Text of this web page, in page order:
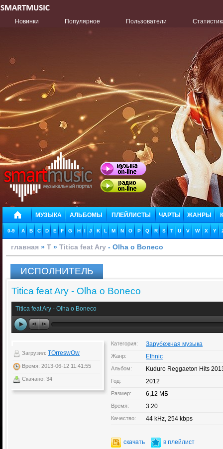
Новинки Популярное Пользователи
МУЗЫКА АЛЬБОМЫ ПЛЕЙЛИСТЫ ЧАРТЫ ЖАНРЫ
0-9 A B C D E F G H I J K L M N O P Q R S T U V W X Y
главная » T » Titica feat Ary - Olha o Boneco
ИСПОЛНИТЕЛЬ
Titica feat Ary - Olha o Boneco
Titica feat Ary - Olha o Boneco
Загрузил: TOrreswOw
Время: 2013-06-12 11:41:55
Скачано: 34
Категория: Зарубежная музыка
Жанр: Ethnic
Альбом: Kuduro Reggaeton Hits
Год: 2012
Размер: 6,12 МБ
Время: 3:20
Качество: 44 kHz, 254 kbps
скачать в плейлист